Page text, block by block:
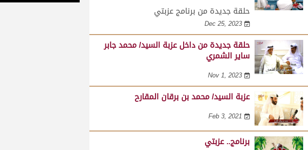
حلقة جديدة من برنامج عزبتي
Dec 25, 2023
حلقة جديدة من داخل عزبة السيد/ محمد جابر
ساير الشمري
Nov 1, 2023
عزبة السيد/ محمد بن برقان المقارح
Feb 3, 2021
برنامج.. عزبتي